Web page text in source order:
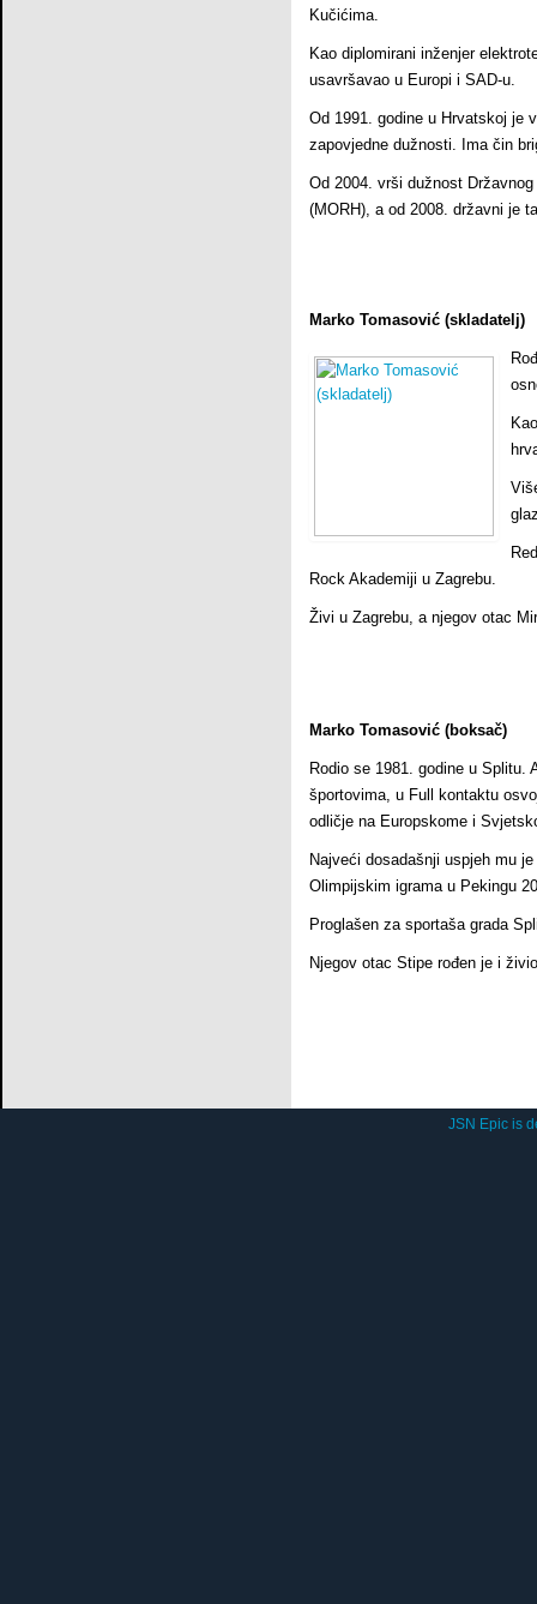
Kučićima.
Kao diplomirani inženjer
usavršavao u Europi i SAD-u.
Od 1991. godine u Hrvatskoj je
zapovjedne dužnosti. Ima čin
Od 2004. vrši dužnost
(MORH), a od 2008. državni je
Marko Tomasović (skladatelj)
Rock Akademiji u Zagrebu.
Živi u Zagrebu, a njegov otac
Marko Tomasović (boksač)
Rodio se 1981. godine u Splitu.
športovima, u Full kontaktu
odličje na Europskome i
Najveći dosadašnji uspjeh mu
Olimpijskim igrama u Pekingu
Proglašen za sportaša grada
Njegov otac Stipe rođen je i
JSN Epic is